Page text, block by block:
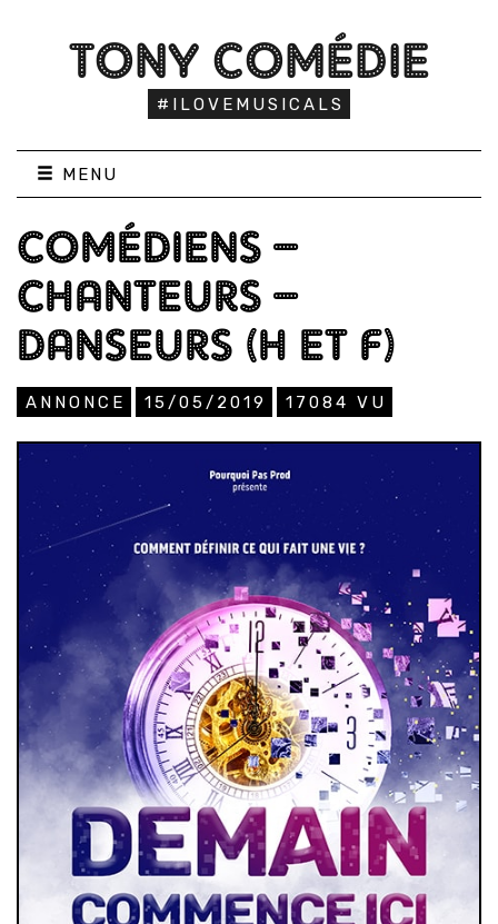
TONY COMÉDIE
#ILOVEMUSICALS
MENU
COMÉDIENS –
CHANTEURS –
DANSEURS (H ET F)
ANNONCE 15/05/2019 17084 VU